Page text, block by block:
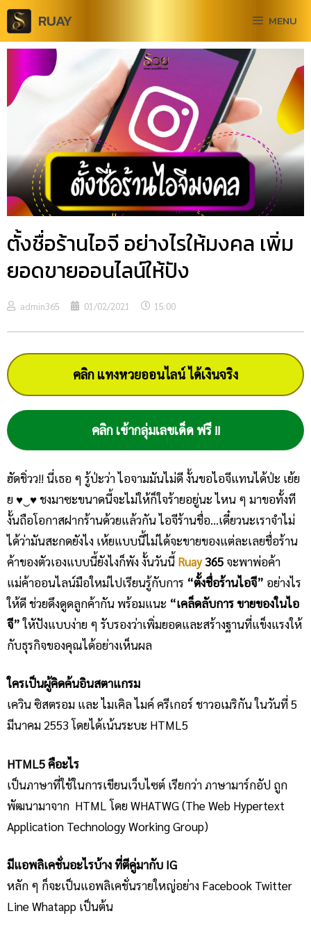
RUAY MENU
ตั้งชื่อร้านไอจี อย่างไรให้มงคล เพิ่ม
ยอดขายออนไลน์ให้ปัง
admin365 01/02/2021 15:00
คลิก แทงหวยออนไลน์ ได้เงินจริง
คลิก เข้ากลุ่มเลขเด็ด ฟรี !!
ฮัดชิ่วว!! นี่เธอ ๆ รู้ป่ะว่า ไอจามมันไม่ดี งั้นขอไอจีแทนได้ป่ะ เย้ย
ย ♥‿♥ ชงมาซะขนาดนี้จะไม่ให้ก็ใจร้ายอยู่นะ ไหน ๆ มาขอทั้งที
งั้นถือโอกาสฝากร้านด้วยแล้วกัน ไอจีร้านชื่อ…เดี๋ยวนะเราจำไม่
ได้ว่ามันสะกดยังไง เห้ยแบบนี้ไม่ได้จะขายของแต่ละเลยชื่อร้าน
ค้าของตัวเองแบบนี้ยังไงก็พัง งั้นวันนี้ Ruay365 จะพาพ่อค้า
แม่ค้าออนไลน์มือใหม่ไปเรียนรู้กับการ “ตั้งชื่อร้านไอจี” อย่างไร
ให้ดี ช่วยดึงดูดลูกค้ากัน พร้อมแนะ “เคล็ดลับการ ขายของในไอ
จี”ใหัปังแบบง่าย ๆ รับรองว่าเพิ่มยอดและสร้างฐานที่แข็งแรงให้
กับธุรกิจของคุณได้อย่างเห็นผล
ใครเป็นผู้คิดค้นอินสตาแกรม
เควิน ซิสตรอม และ ไมเคิล ไมค์ ครีเกอร์ ชาวอเมริกัน ในวันที่ 5
มีนาคม 2553 โดยได้เน้นระบะ HTML5
HTML5 คือะไร
เป็นภาษาที่ใช้ในการเขียนเว็บไซต์ เรียกว่า ภาษามาร์กอัป ถูก
พัฒนามาจาก HTML โดย WHATWG (The Web Hypertext
Application Technology Working Group)
มีแอพลิเคชั่นอะไรบ้าง ที่ตีคู่มากับ IG
หลัก ๆ ก็จะเป็นแอพลิเคชั่นรายใหญ่อย่าง Facebook Twitter
Line Whatapp เป็นต้น